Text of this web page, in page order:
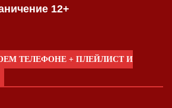
12+
ТЕЛЕФОНЕ + ПЛЕЙЛИСТ И